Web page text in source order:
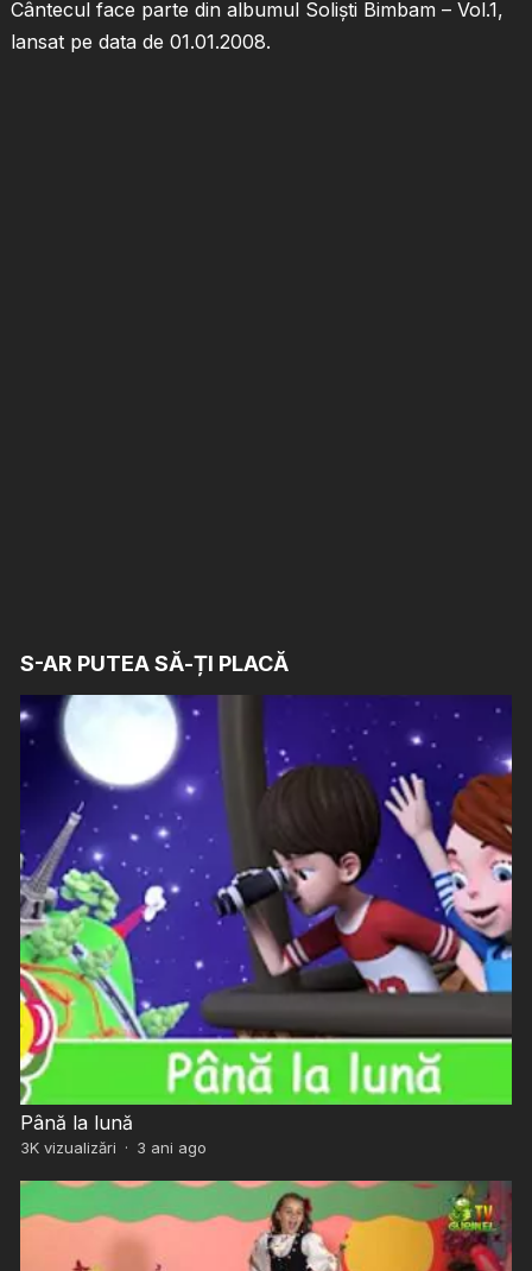
Cântecul face parte din albumul Soliști Bimbam – Vol.1,
lansat pe data de 01.01.2008.
S-AR PUTEA SĂ-ȚI PLACĂ
Până la lună
3Kvizualizări · 3 ani ago